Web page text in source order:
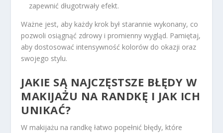
zapewnić długotrwały efekt.
Ważne jest, aby każdy krok był starannie wykonany, co
pozwoli osiągnąć zdrowy i promienny wygląd. Pamiętaj,
aby dostosować intensywność kolorów do okazji oraz
swojego stylu.
JAKIE SĄ NAJCZĘSTSZE BŁĘDY W
MAKIJAŻU NA RANDKĘ I JAK ICH
UNIKAĆ?
W makijażu na randkę łatwo popełnić błędy, które